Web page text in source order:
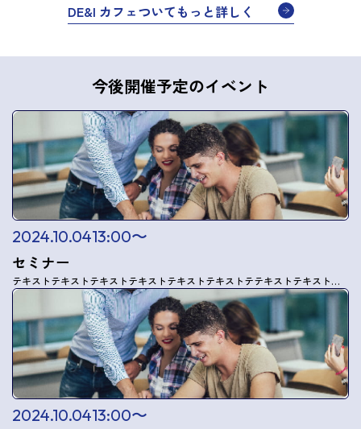
DE&I カフェついてもっと詳しく
今後開催予定のイベント
2024.10.0413:00〜
セミナー
テキストテキストテキストテキストテキストテキストテテキストテキストテキストテキストテキストテキストテ
2024.10.0413:00〜